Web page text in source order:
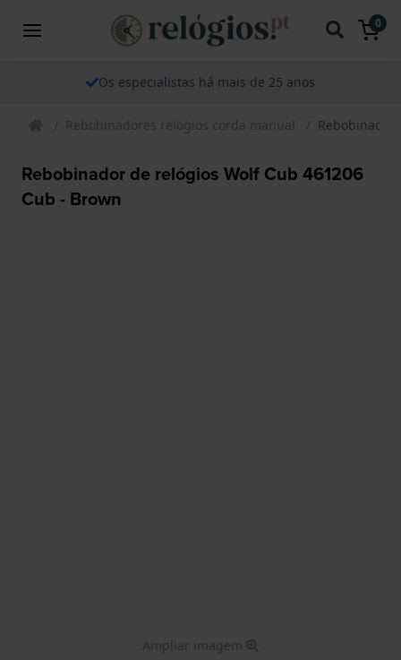
0
Os especialistas há mais de 25 anos
Rebobinadores relogios corda manual Rebobinador
Rebobinador de relógios Wolf Cub 461206
Cub - Brown
Ampliar imagem